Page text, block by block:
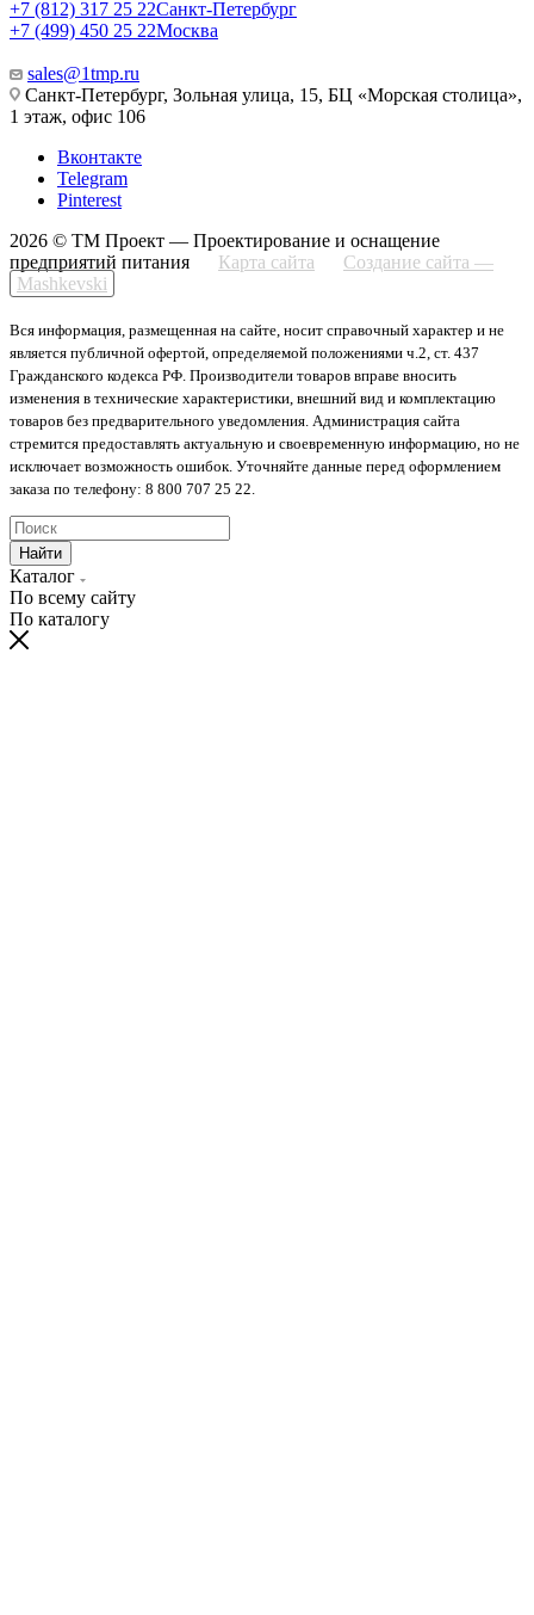
+7 (812) 317 25 22Санкт-Петербург
+7 (499) 450 25 22Москва
sales@1tmp.ru
Санкт-Петербург, Зольная улица, 15, БЦ «Морская столица»,
1 этаж, офис 106
Вконтакте
Telegram
Pinterest
2026 © ТМ Проект — Проектирование и оснащение
предприятий питания
Карта сайта
Создание сайта —
Mashkevski
Вся информация, размещенная на сайте, носит справочный характер и не
является публичной офертой, определяемой положениями ч.2, ст. 437
Гражданского кодекса РФ. Производители товаров вправе вносить
изменения в технические характеристики, внешний вид и комплектацию
товаров без предварительного уведомления. Администрация сайта
стремится предоставлять актуальную и своевременную информацию, но не
исключает возможность ошибок. Уточняйте данные перед оформлением
заказа по телефону: 8 800 707 25 22.
Найти
Каталог
По всему сайту
По каталогу